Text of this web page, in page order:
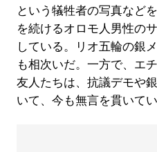
という犠牲者の写真など
を続けるオロモ人男性の
している。リオ五輪の銀
も相次いだ。一方で、エ
友人たちは、抗議デモや
いて、今も無言を貫いて